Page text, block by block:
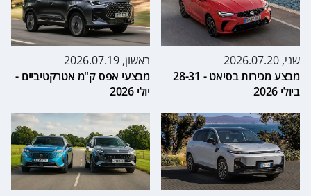
שני, 2026.07.20
מבצע מכירות בסיאט - 28-31
ביולי 2026
ראשון, 2026.07.19
מבצעי אפס ק"מ אטרקטיביים -
יולי 2026